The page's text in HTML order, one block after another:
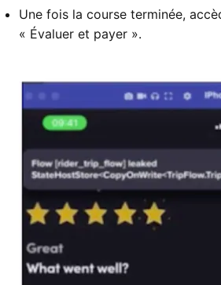
Une fois la course terminée,
« Évaluer et payer ».